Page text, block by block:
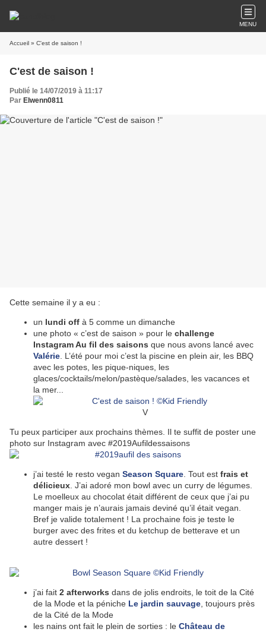
MENU
Accueil » C'est de saison !
C'est de saison !
Publié le 14/07/2019 à 11:17
Par Elwenn0811
Cette semaine il y a eu :
un lundi off à 5 comme un dimanche
une photo « c’est de saison » pour le challenge
Instagram Au fil des saisons que nous avons lancé avec
Valérie L’été pour moi c’est la piscine en plein air, les BBQ
avec les potes, les pique-niques, les
glaces/cocktails/melon/pastèque/salades, les vacances et
la mer...
V
Tu peux participer aux prochains thèmes. Il te suffit de poster une
photo sur Instagram avec #2019Aufildessaisons
j’ai testé le resto vegan Season Square . Tout est frais et
délicieux . J’ai adoré mon bowl avec un curry de légumes.
Le moelleux au chocolat était différent de ceux que j’ai pu
manger mais je n’aurais jamais deviné qu’il était vegan.
Bref je valide totalement ! La prochaine fois je teste le
burger avec des frites et du ketchup de betterave et un
autre dessert !
j’ai fait 2 afterworks dans de jolis endroits, le toit de la Cité
de la Mode et la péniche Le jardin sauvage , toujours près
de la Cité de la Mode
les nains ont fait le plein de sorties : le Château de